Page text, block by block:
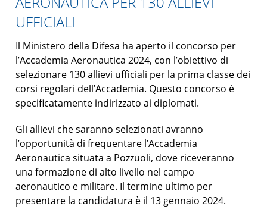
UFFICIALI
Il Ministero della Difesa ha aperto il concorso per
l’Accademia Aeronautica 2024, con l’obiettivo di
selezionare 130 allievi ufficiali per la prima classe dei
corsi regolari dell’Accademia. Questo concorso è
specificatamente indirizzato ai diplomati.
Gli allievi che saranno selezionati avranno
l’opportunità di frequentare l’Accademia
Aeronautica situata a Pozzuoli, dove riceveranno
una formazione di alto livello nel campo
aeronautico e militare. Il termine ultimo per
presentare la candidatura è il 13 gennaio 2024.